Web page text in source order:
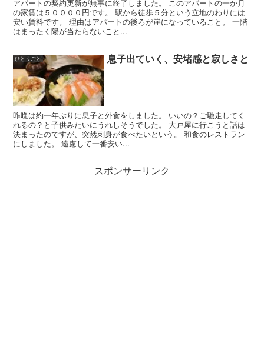
アパートの契約更新が無事に終了しました。 このアパートの一か月
の家賃は５００００円です。 駅から徒歩５分という立地のわりには
安い賃料です。 理由はアパートの後ろが崖になっていること。 一階
はまったく陽が当たらないこと...
ひとりごと 息子出ていく、安堵感と寂しさと
昨晩は約一年ぶりに息子と外食をしました。 いいの？ご馳走してく
れるの？と子供みたいにうれしそうでした。 大戸屋に行こうと話は
決まったのですが、突然刺身が食べたいという。 和食のレストラン
にしました。 遠慮して一番安い...
スポンサーリンク